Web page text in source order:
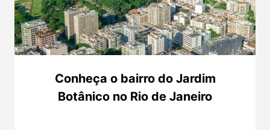
Conheça o bairro do Jardim
Botânico no Rio de Janeiro